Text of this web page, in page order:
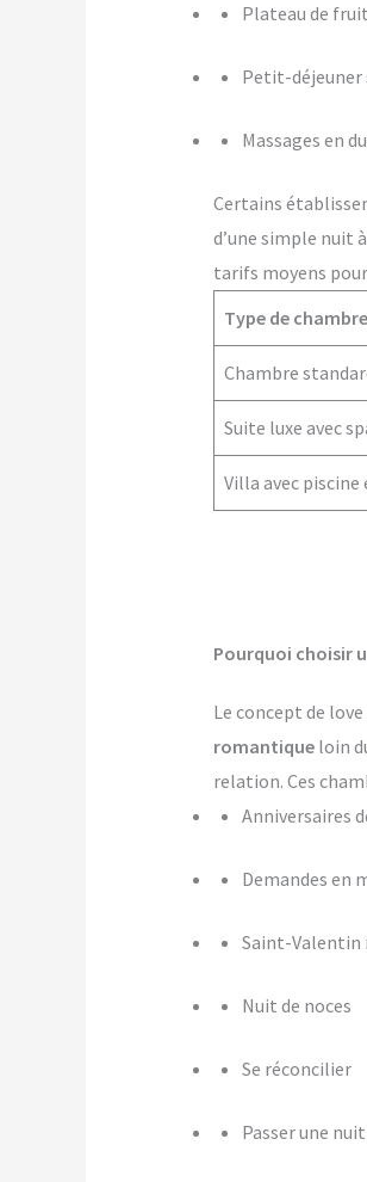
Plateau de
Petit-déjeuner
Massages en
Certains
d’une simple nuit
tarifs moyens
Type de chambre
Chambre
Suite luxe avec
Villa avec piscine
Pourquoi choisir
Le concept de
romantiqueloin
relation. Ces
Anniversaires
Demandes en
Saint-Valentin
Nuit de noces
Se réconcilier
Passer une